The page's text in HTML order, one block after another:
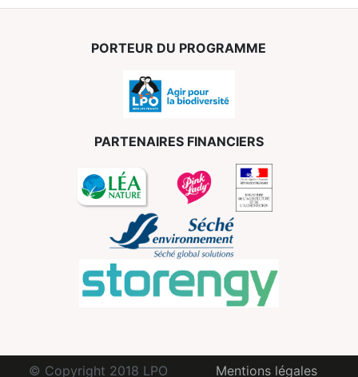
PORTEUR DU PROGRAMME
PARTENAIRES FINANCIERS
© Copyright 2018 LPO Mentions légales